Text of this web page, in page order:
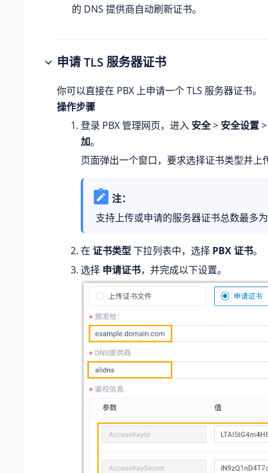
的 DNS 提供商自动刷新证书。
申请 TLS 服务器证书
你可以直接在 PBX 上申请一个 TLS 服务器证书。
操作步骤
登录 PBX 管理网页，进入 安全> 安全设置
加。
页面弹出一个窗口，要求选择证书类型并上
注：
支持上传或申请的服务器证书总数最多
在 证书类型下拉列表中，选择 PBX 证书。
选择 申请证书，并完成以下设置。